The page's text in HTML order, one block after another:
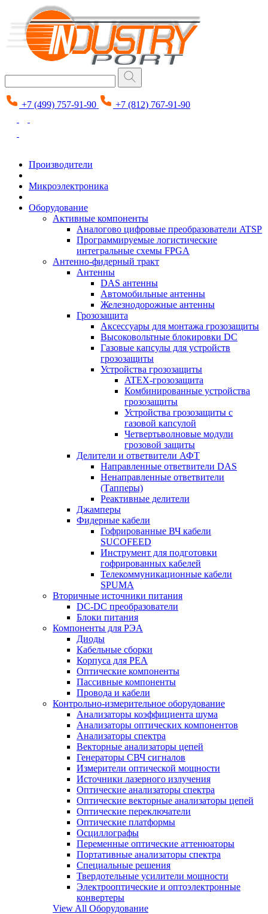
+7 (499) 757-91-90 +7 (812) 767-91-90
Производители
Микроэлектроника
Оборудование
Активные компоненты
Аналогово цифровые преобразователи ATSP
Программируемые логистические
интегральные схемы FPGA
Антенно-фидерный тракт
Антенны
DAS антенны
Автомобильные антенны
Железнодорожные антенны
Грозозащита
Аксессуары для монтажа грозозащиты
Высоковольтные блокировки DC
Газовые капсулы для устройств
грозозащиты
Устройства грозозащиты
ATEX-грозозащита
Комбинированные устройства
грозозащиты
Устройства грозозащиты с
газовой капсулой
Четвертьволновые модули
грозовой защиты
Делители и ответвители АФТ
Направленные ответвители DAS
Ненаправленные ответвители
(Тапперы)
Реактивные делители
Джамперы
Фидерные кабели
Гофрированные ВЧ кабели
SUCOFEED
Инструмент для подготовки
гофрированных кабелей
Телекоммуникационные кабели
SPUMA
Вторичные источники питания
DC-DC преобразователи
Блоки питания
Компоненты для РЭА
Диоды
Кабельные сборки
Корпуса для РЕА
Оптические компоненты
Пассивные компоненты
Провода и кабели
Контрольно-измерительное оборудование
Анализаторы коэффициента шума
Анализаторы оптических компонентов
Анализаторы спектра
Векторные анализаторы цепей
Генераторы СВЧ сигналов
Измерители оптической мощности
Источники лазерного излучения
Оптические анализаторы спектра
Оптические векторные анализаторы цепей
Оптические переключатели
Оптические платформы
Осциллографы
Переменные оптические аттенюаторы
Портативные анализаторы спектра
Специальные решения
Твердотельные усилители мощности
Электрооптические и оптоэлектронные
конвертеры
View All Оборудование